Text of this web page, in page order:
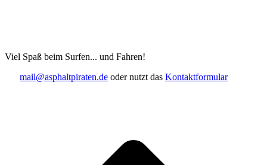
Viel Spaß beim Surfen... und Fahren!
mail@asphaltpiraten.de oder nutzt das Kontaktformular